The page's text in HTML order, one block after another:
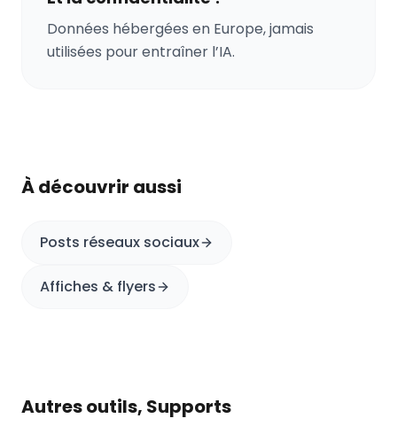
Données hébergées en Europe, jamais
utilisées pour entraîner l’IA.
À découvrir aussi
Posts réseaux sociaux
Affiches & flyers
Autres outils, Supports